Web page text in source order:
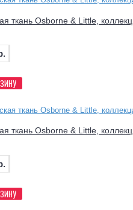
ткань Osborne & Little,
ткань Osborne & Little,